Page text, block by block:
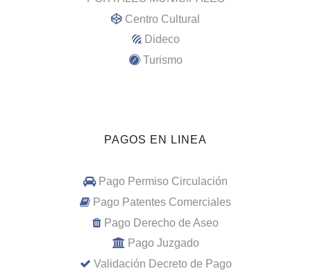
Centro Cultural
Dideco
Turismo
PAGOS EN LINEA
Pago Permiso Circulación
Pago Patentes Comerciales
Pago Derecho de Aseo
Pago Juzgado
Validación Decreto de Pago